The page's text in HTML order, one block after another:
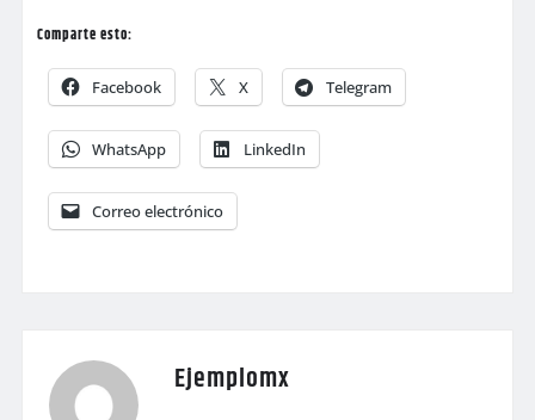
Comparte esto:
Facebook X Telegram
WhatsApp LinkedIn
Correo electrónico
Ejemplomx